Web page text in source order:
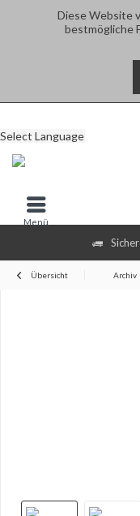
Diese Website
bestmögliche
Select Language
Menü
Übersicht Archiv